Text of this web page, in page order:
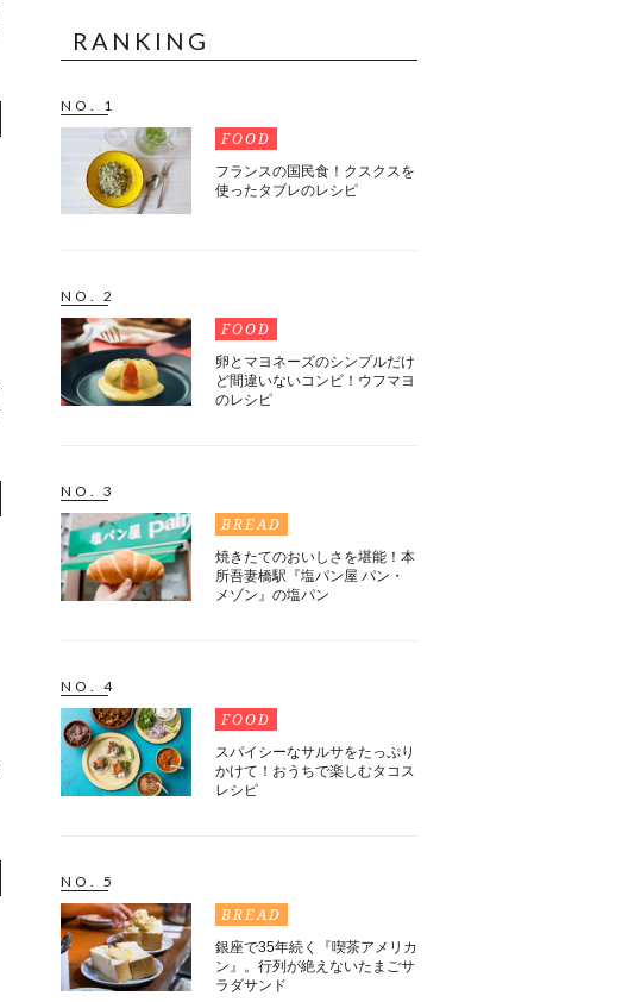
RANKING
NO. 1
FOOD
フランスの国民食！クスクスを
使ったタブレのレシピ
NO. 2
FOOD
卵とマヨネーズのシンプルだけ
ど間違いないコンビ！ウフマヨ
のレシピ
NO. 3
BREAD
焼きたてのおいしさを堪能！本
所吾妻橋駅『塩パン屋 パン・
メゾン』の塩パン
NO. 4
FOOD
スパイシーなサルサをたっぷり
かけて！おうちで楽しむタコス
レシピ
NO. 5
BREAD
銀座で35年続く『喫茶アメリカ
ン』。行列が絶えないたまごサ
ラダサンド